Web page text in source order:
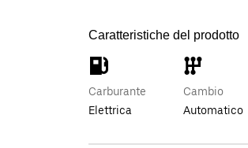
Caratteristiche del prodotto
Carburante
Elettrica
Cambio
Automatico